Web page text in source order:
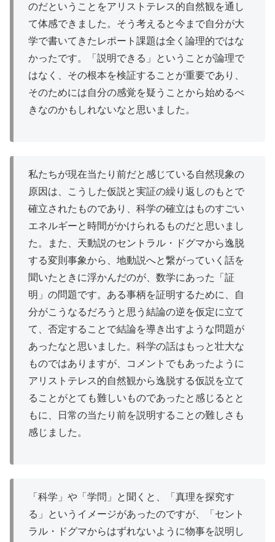
のだということをアリストテレス的自然観を通し
て体感できました。そう考えると今まで自分が大
学で書いてきたレポート課題は全く論理的ではな
かったです。「説明できる」ということが論理で
はなく、その根本を検証することが重要であり、
そのためには自分の感覚を疑うことから始めるべ
きなのかもしれないなと思いました。
私たちが現在当たり前だと感じている 自然現象の
原因は、こうした仮説と実証の繰り返しのもとで
確立されたものであり、科学の確立はものすごい
エネルギーと時間がかけられるものだと思いまし
た。また、天動説のセントラル・ドグマから逸脱
する変則事象から、地動説へと繋がっていく話を
聞いたときに浮かんだのが、数学にあった「証
明」の問題です。ある事柄を証明するために、自
分がこうなるだろうと思う結論の逆を仮定に立て
て、否定することで結論を導き出すような問題が
あったなと思いました。科学の話はもっと壮大な
ものではありますが、コメントでもあったように
アリストテレス的自然観から逸脱する仮説を立て
ることがとても難しいものであったと感じるとと
もに、日常の当たり前を説明することの難しさも
感じました。
「科学」や「学問」と聞くと、「真理を探究す
る」というイメージがあったのですが、「セント
ラル・ドグマからはずれないように物事を説明し